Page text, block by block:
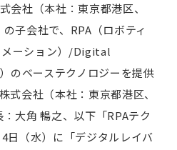
会社（本社：東京都港区、
子会社で、RPA（ロボティ
メーション）/Digital
のベーステクノロジーを提供
式会社（本社：東京都港区、
大角 暢之、以下「RPAテク
日（水）に「デジタルレイバ